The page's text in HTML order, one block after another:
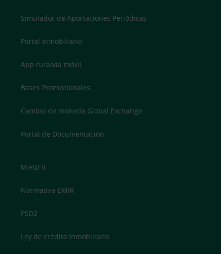
Simulador de Aportaciones Periódicas
Portal Inmobiliario
App ruralvía móvil
Bases Promocionales
Cambio de moneda Global Exchange
Portal de Documentación
MiFID II
Normativa EMIR
PSD2
Ley de crédito inmobiliario